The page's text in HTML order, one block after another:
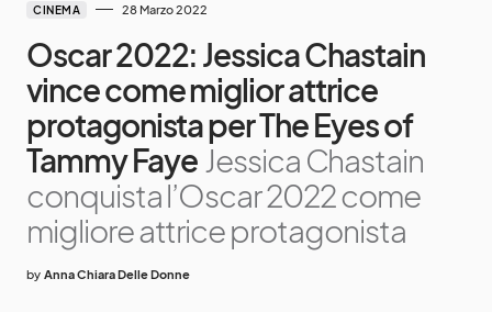
CINEMA 28 Marzo 2022
Oscar 2022: Jessica Chastain
vince come miglior attrice
protagonista per The Eyes of
Tammy Faye Jessica Chastain
conquista l’Oscar 2022 come
migliore attrice protagonista
by Anna Chiara Delle Donne